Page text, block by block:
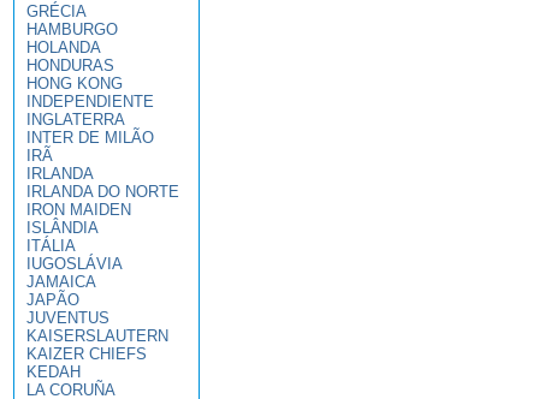
GRÉCIA
HAMBURGO
HOLANDA
HONDURAS
HONG KONG
INDEPENDIENTE
INGLATERRA
INTER DE MILÃO
IRÃ
IRLANDA
IRLANDA DO NORTE
IRON MAIDEN
ISLÂNDIA
ITÁLIA
IUGOSLÁVIA
JAMAICA
JAPÃO
JUVENTUS
KAISERSLAUTERN
KAIZER CHIEFS
KEDAH
LA CORUÑA